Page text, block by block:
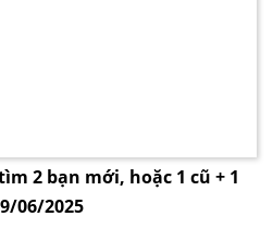
2 bạn mới, hoặc 1 cũ + 1
06/2025